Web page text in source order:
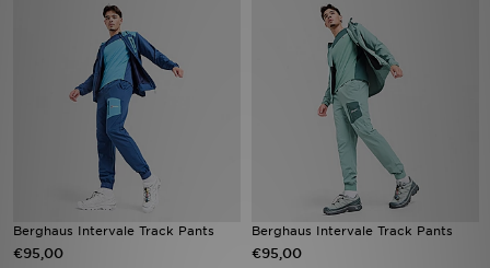
Berghaus Intervale Track Pants
€95,00
Berghaus Intervale Track Pants
€95,00
Bestelling traceren
Mijn JD
Klantenservice
Download de app
Wie wij zijn